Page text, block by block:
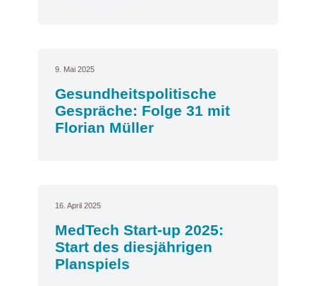
9. Mai 2025
Gesundheitspolitische
Gespräche: Folge 31 mit
Florian Müller
16. April 2025
MedTech Start-up 2025:
Start des diesjährigen
Planspiels